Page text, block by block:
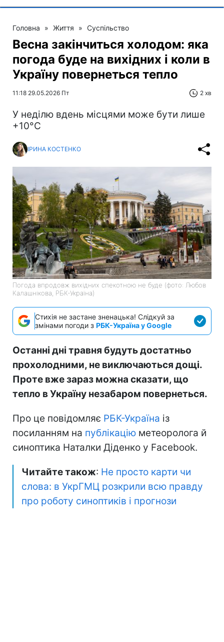
Головна » Життя » Суспільство
Весна закінчиться холодом: яка
погода буде на вихідних і коли в
Україну повернеться тепло
11:18 29.05.2026 Пт 2 хв
У неділю вдень місцями може бути лише
+10°С
ІРИНА КОСТЕНКО
Погода впродовж вихідних спекотною не буде (фото: Любов
Калашнікова, РБК-Україна)
Стихія не застане зненацька! Слідкуй за
змінами погоди з РБК-Україна у Google
Останні дні травня будуть достатньо
прохолодними, не виключаються дощі.
Проте вже зараз можна сказати, що
тепло в Україну незабаром повернеться.
Про це повідомляє РБК-Україна із
посиланням на публікацію метеоролога й
синоптика Наталки Діденко у Facebook.
Читайте також: Не просто карти чи
слова: в УкрГМЦ розкрили всю правду
про роботу синоптиків і прогнози